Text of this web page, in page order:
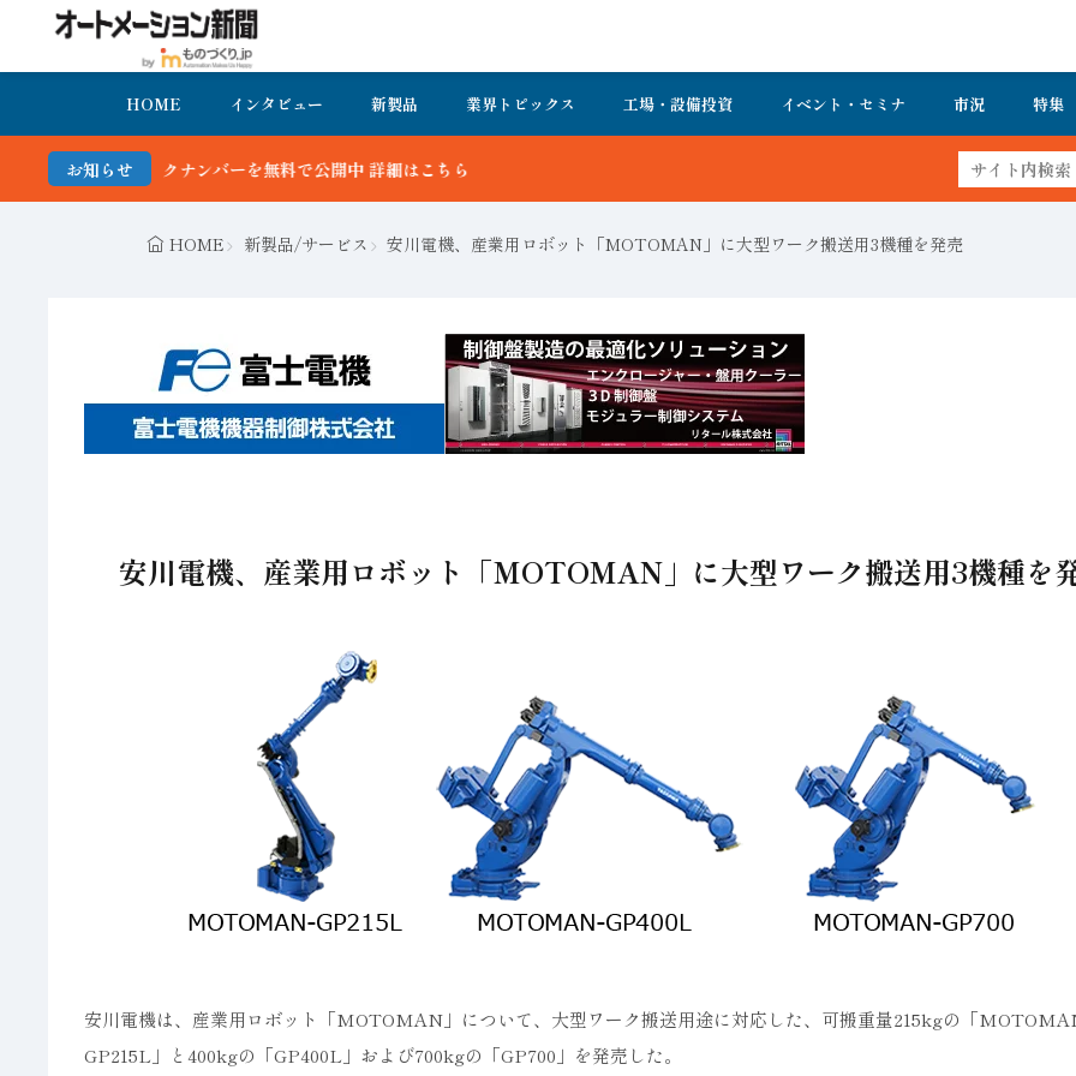
HOME インタビュー 新製品 業界トピックス 工場・設備投資 イベント・セミナ 市況 特集
お知らせ
を無料で公開中 詳細はこちら
HOME 新製品/サービス 安川電機、産業用ロボット「MOTOMAN」に大型ワーク搬送用3機種を発売
安川電機、産業用ロボット「MOTOMAN」に大型ワーク搬送用3機種を
安川電機は、産業用ロボット「MOTOMAN」について、大型ワーク搬送用途に対応した、可搬重量215kgの「
GP215L」と400kgの「GP400L」および700kgの「GP700」を発売した。